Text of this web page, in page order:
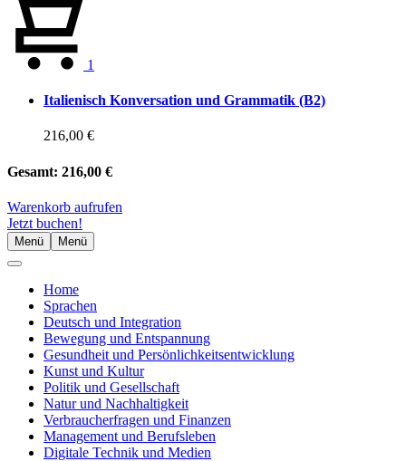
1
Italienisch Konversation und Grammatik (B2)
216,00 €
Gesamt: 216,00 €
Warenkorb aufrufen
Jetzt buchen!
Menü Menü
Home
Sprachen
Deutsch und Integration
Bewegung und Entspannung
Gesundheit und Persönlichkeitsentwicklung
Kunst und Kultur
Politik und Gesellschaft
Natur und Nachhaltigkeit
Verbraucherfragen und Finanzen
Management und Berufsleben
Digitale Technik und Medien